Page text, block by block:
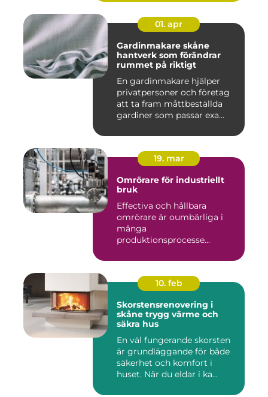
01. apr
Gardinmakare skåne
hantverk som förändrar
rummet på riktigt
En gardinmakare hjälper
privatpersoner och företag
att ta fram måttbeställda
gardiner som passar exa...
19. mar
Omrörare för industriellt
bruk
Effectiva och hållbara
omrörare är oumbärliga i
många
produktionsprocesse...
10. feb
Skorstensrenovering i
skåne trygg värme och
säkra hus
En väl fungerande skorsten
är grundläggande för både
säkerhet och komfort i
huset. När du eldar i ka...